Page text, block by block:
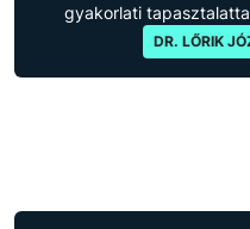
gyakorlati
DR. LŐRIK